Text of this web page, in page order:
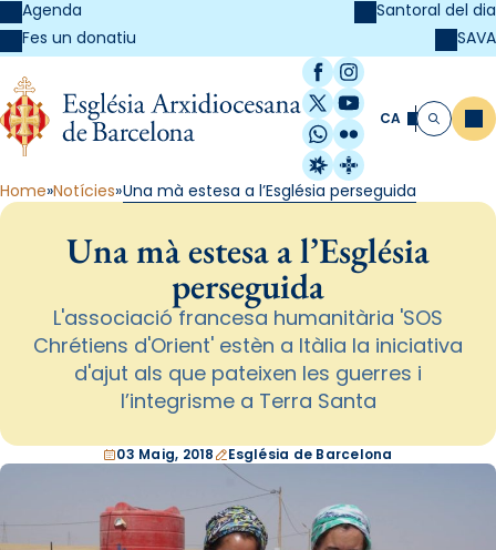
Agenda
Fes un donatiu
Santoral del dia
SAVA
Facebook
Instagram
X / Twitter
YouTube
WhatsApp
Flickr
Radio Estel
Catalunya
CA Cerca
Home Notícies Una mà estesa a l’Església perseguida
Una mà estesa a l’Església
perseguida
L'associació francesa humanitària 'SOS
Chrétiens d'Orient' estèn a Itàlia la iniciativa
d'ajut als que pateixen les guerres i
l’integrisme a Terra Santa
03 Maig, 2018 Església de Barcelona